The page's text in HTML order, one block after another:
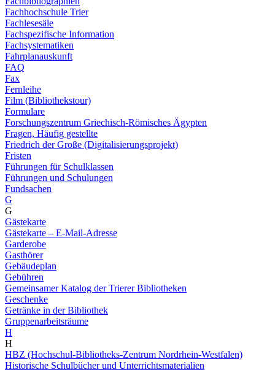
Fachhochschule Trier
Fachlesesäle
Fachspezifische Information
Fachsystematiken
Fahrplanauskunft
FAQ
Fax
Fernleihe
Film (Bibliothekstour)
Formulare
Forschungszentrum Griechisch-Römisches Ägypten
Fragen, Häufig gestellte
Friedrich der Große (Digitalisierungsprojekt)
Fristen
Führungen für Schulklassen
Führungen und Schulungen
Fundsachen
G
G
Gästekarte
Gästekarte – E-Mail-Adresse
Garderobe
Gasthörer
Gebäudeplan
Gebühren
Gemeinsamer Katalog der Trierer Bibliotheken
Geschenke
Getränke in der Bibliothek
Gruppenarbeitsräume
H
H
HBZ (Hochschul-Bibliotheks-Zentrum Nordrhein-Westfalen)
Historische Schulbücher und Unterrichtsmaterialien